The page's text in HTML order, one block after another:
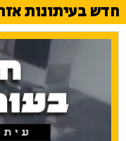
חדש בעיתונות